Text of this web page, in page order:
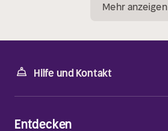
Mehr anzeigen
Hilfe und Kontakt
Entdecken